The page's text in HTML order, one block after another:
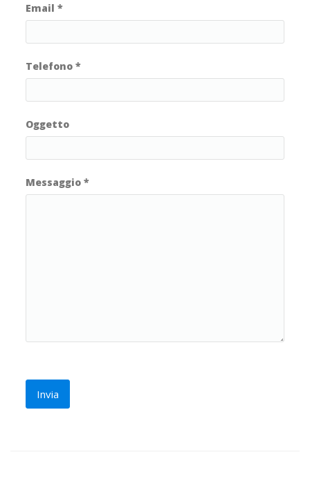
Email *
Telefono *
Oggetto
Messaggio *